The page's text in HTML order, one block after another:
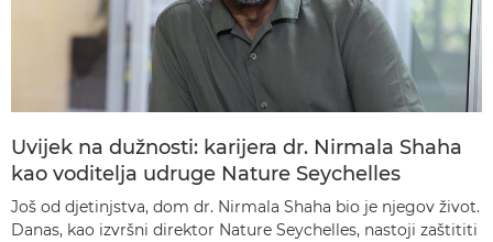
Uvijek na dužnosti: karijera dr. Nirmala Shaha
kao voditelja udruge Nature Seychelles
Još od djetinjstva, dom dr. Nirmala Shaha bio je njegov život.
Danas, kao izvršni direktor Nature Seychelles, nastoji zaštititi